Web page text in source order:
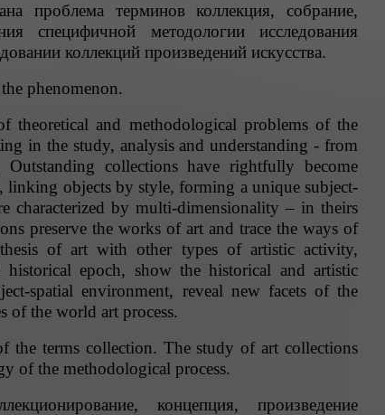
проблема терминов коллекция, собрание,
специфичной методологии исследования
коллекций произведений искусства.
phenomenon.
theoretical and methodological problems of the
in the study, analysis and understanding - from
collections have rightfully become
objects by style, forming a unique subject-
characterized by multi-dimensionality – in theirs
preserve the works of art and trace the ways of
of art with other types of artistic activity,
epoch, show the historical and artistic
spatial environment, reveal new facets of the
of the world art process.
the terms collection. The study of art collections
of the methodological process.
концепция, произведение